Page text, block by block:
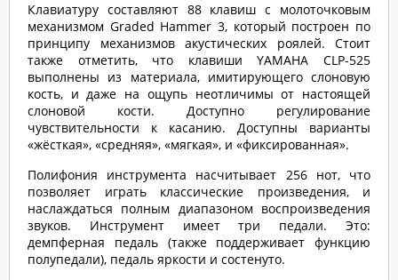
Клавиатуру составляют 88 клавиш с молоточковым
механизмом Graded Hammer 3, который построен по
принципу механизмов акустических роялей. Стоит
также отметить, что клавиши YAMAHA CLP-525
выполнены из материала, имитирующего слоновую
кость, и даже на ощупь неотличимы от настоящей
слоновой кости. Доступно регулирование
чувствительности к касанию. Доступны варианты
«жёсткая», «средняя», «мягкая», и «фиксированная».
Полифония инструмента насчитывает 256 нот, что
позволяет играть классические произведения, и
наслаждаться полным диапазоном воспроизведения
звуков. Инструмент имеет три педали. Это:
демпферная педаль (также поддерживает функцию
полупедали), педаль яркости и состенуто.